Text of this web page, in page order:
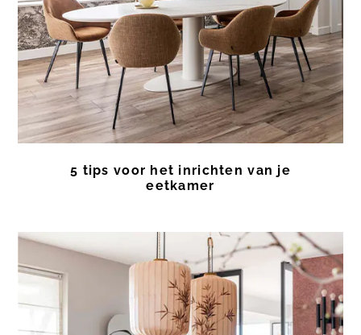
5 tips voor het inrichten van je
eetkamer